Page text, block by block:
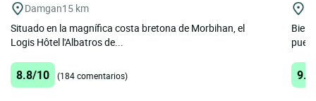
Damgan15 km
Situado en la magnífica costa bretona de Morbihan, el
Logis Hôtel l'Albatros de...
8.8/10 (184 comentarios)